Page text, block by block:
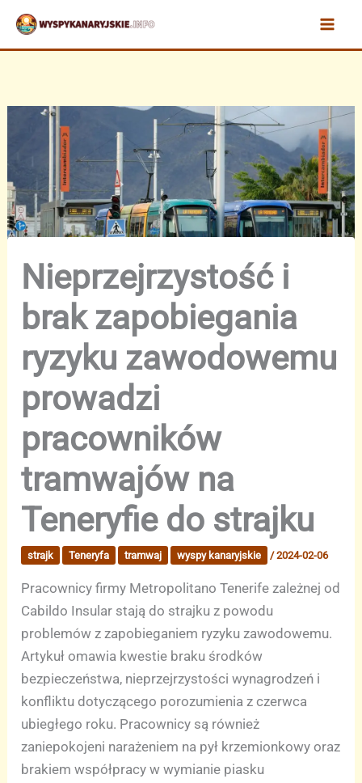
Przejdź
treści
Nieprzejrzystość i
brak zapobiegania
ryzyku zawodowemu
prowadzi
pracowników
tramwajów na
Teneryfie do strajku
strajk Teneryfa tramwaj wyspy kanaryjskie /2024-02-06
Pracownicy firmy Metropolitano Tenerife zależnej od
Cabildo Insular stają do strajku z powodu
problemów z zapobieganiem ryzyku zawodowemu.
Artykuł omawia kwestie braku środków
bezpieczeństwa, nieprzejrzystości wynagrodzeń i
konfliktu dotyczącego porozumienia z czerwca
ubiegłego roku. Pracownicy są również
zaniepokojeni narażeniem na pył krzemionkowy oraz
brakiem współpracy w wymianie piasku